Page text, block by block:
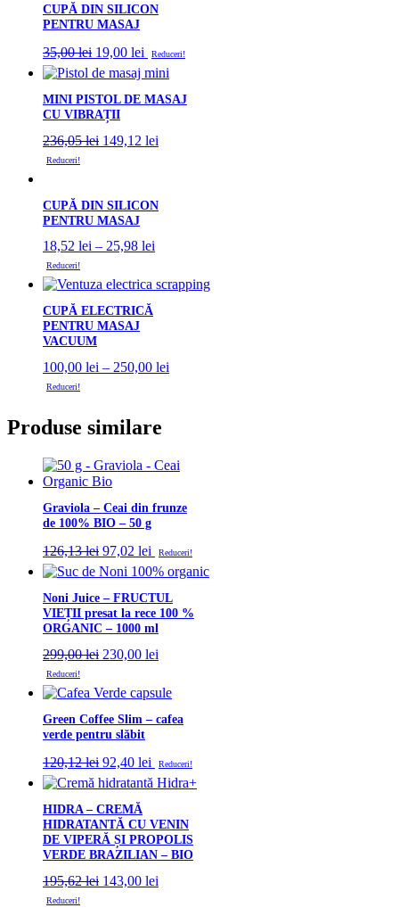
CUPĂ DIN SILICON
PENTRU MASAJ
35,00lei Prețul
inițial
a
fost:
35,00 lei.
19,00 lei Prețul
curent
este:
19,00 lei.
Reduceri!
MINI PISTOL DE MASAJ
CU VIBRAȚII
236,05lei Prețul
236,05 lei.
149,12 lei
Reduceri!
CUPĂ DIN SILICON
PENTRU MASAJ
18,52 lei – 25,98 lei
prețuri:
18,52 lei
Reduceri!
CUPĂ ELECTRICĂ
PENTRU MASAJ
VACUUM
100,00 lei – 250,00 lei
250,00 lei
Reduceri!
Produse similare
Graviola – Ceai din frunze
de 100% BIO – 50 g
126,13lei Prețul
inițial
a
fost:
126,13 lei.
97,02 lei Prețul
curent
este:
97,02 lei.
Reduceri!
Noni Juice – FRUCTUL
VIEȚII presat la rece 100 %
ORGANIC – 1000 ml
299,00lei Prețul
a
fost:
299,00 lei.
230,00 lei
este:
230,00 lei.
Reduceri!
Green Coffee Slim – cafea
verde pentru slăbit
120,12lei Prețul
inițial
a
fost:
120,12 lei.
92,40 lei Prețul
curent
este:
Reduceri!
HIDRA – CREMĂ
HIDRATANTĂ CU VENIN
DE VIPERĂ ȘI PROPOLIS
VERDE BRAZILIAN – BIO
195,62lei Prețul
143,00 lei
Reduceri!